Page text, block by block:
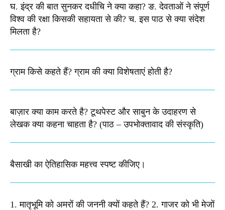
घ. इंद्र की बात सुनकर दधीचि ने क्या कहा? ङ. देवताओं ने संपूर्ण
विश्व की रक्षा किसकी सहायता से की? च. इस पाठ से क्या संदेश
मिलता है?​
ग्राम किसे कहते हैं? ग्राम की क्या विशेषताएं होती है?​
बाज़ार क्या काम करते है? टूथपेस्ट और साबुन के उदाहरण से
लेखक क्या कहना चाहता है? (पाठ – उपभोक्तावाद की संस्कृति)
बैसाखी का ऐतिहासिक महत्त्व स्पष्ट कीजिए।​
1. मातृभूमि को अमरों की जननी क्यों कहते हैं? 2. गाजर को भी मेजों